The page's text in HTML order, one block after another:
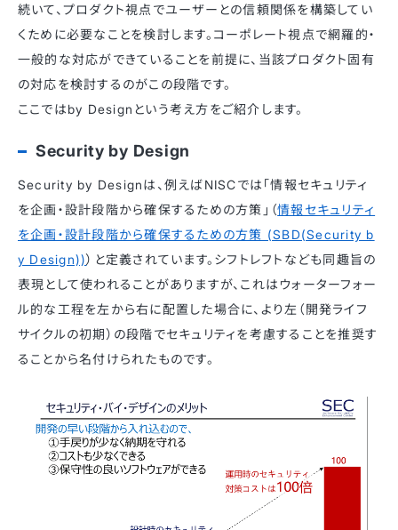
続いて、プロダクト視点でユーザーとの信頼関係を構築してい
くために必要なことを検討します。コーポレート視点で網羅的・
一般的な対応ができていることを前提に、当該プロダクト固有
の対応を検討するのがこの段階です。
ここではby Designという考え方をご紹介します。
Security by Design
Security by Designは、例えばNISCでは「情報セキュリティ
を企画・設計段階から確保するための方策」（情報セキュリティ
を企画・設計段階から確保するための方策 (SBD(Security b
y Design))）と定義されています。シフトレフトなども同趣旨の
表現として使われることがありますが、これはウォーターフォー
ル的な工程を左から右に配置した場合に、より左（開発ライフ
サイクルの初期）の段階でセキュリティを考慮することを推奨す
ることから名付けられたものです。